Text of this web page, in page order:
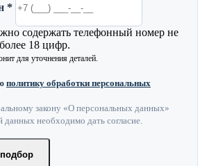
*
содержать телефонный номер не
18 цифр.
для уточнения деталей.
политику обработки персональных
закону «О персональных данных»
данных необходимо дать согласие.